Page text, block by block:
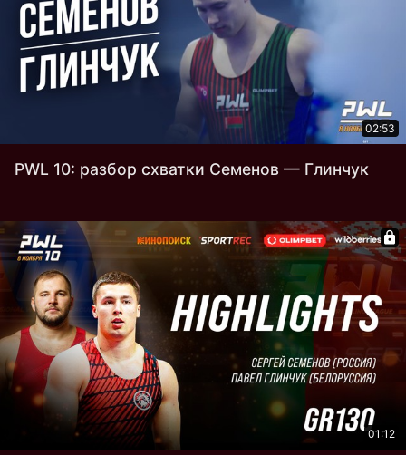
02:53
PWL 10: разбор схватки Семенов — Глинчук
01:12